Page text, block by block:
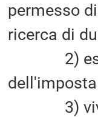
permesso
ricerca di
2)
3) vivere